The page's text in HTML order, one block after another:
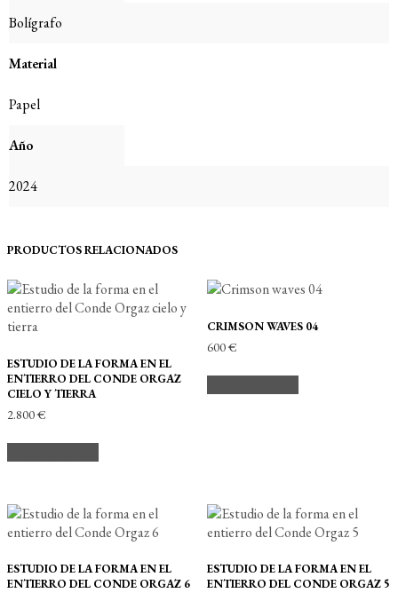
Bolígrafo
Material
Papel
Año
2024
PRODUCTOS RELACIONADOS
ESTUDIO DE LA FORMA EN EL
ENTIERRO DEL CONDE ORGAZ
CIELO Y TIERRA
2.800€
CRIMSON WAVES 04
600€
ESTUDIO DE LA FORMA EN EL
ENTIERRO DEL CONDE ORGAZ 6
ESTUDIO DE LA FORMA EN EL
ENTIERRO DEL CONDE ORGAZ 5